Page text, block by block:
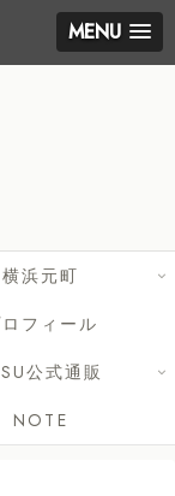
MENU
横浜元町
フィール
公式通販
NOTE